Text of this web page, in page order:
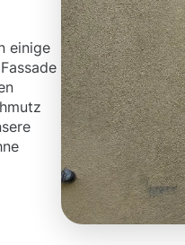
einige